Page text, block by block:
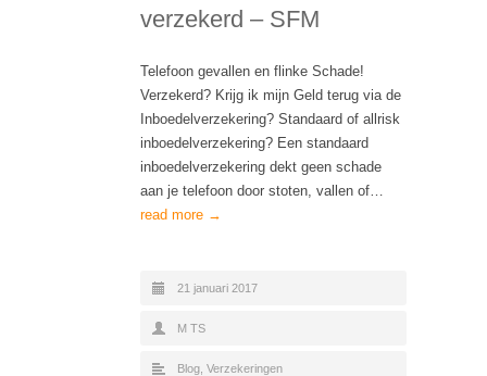
verzekerd – SFM
Telefoon gevallen en flinke Schade!
Verzekerd? Krijg ik mijn Geld terug via de
Inboedelverzekering? Standaard of allrisk
inboedelverzekering? Een standaard
inboedelverzekering dekt geen schade
aan je telefoon door stoten, vallen of…
read more →
21 januari 2017
M TS
Blog Verzekeringen